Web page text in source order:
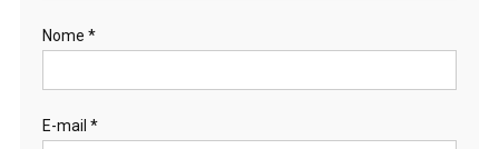
Nome *
E-mail *